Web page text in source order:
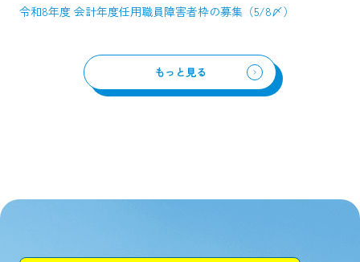
令和8年度 会計年度任用職員障害者枠の募集（5/8〆）
もっと見る